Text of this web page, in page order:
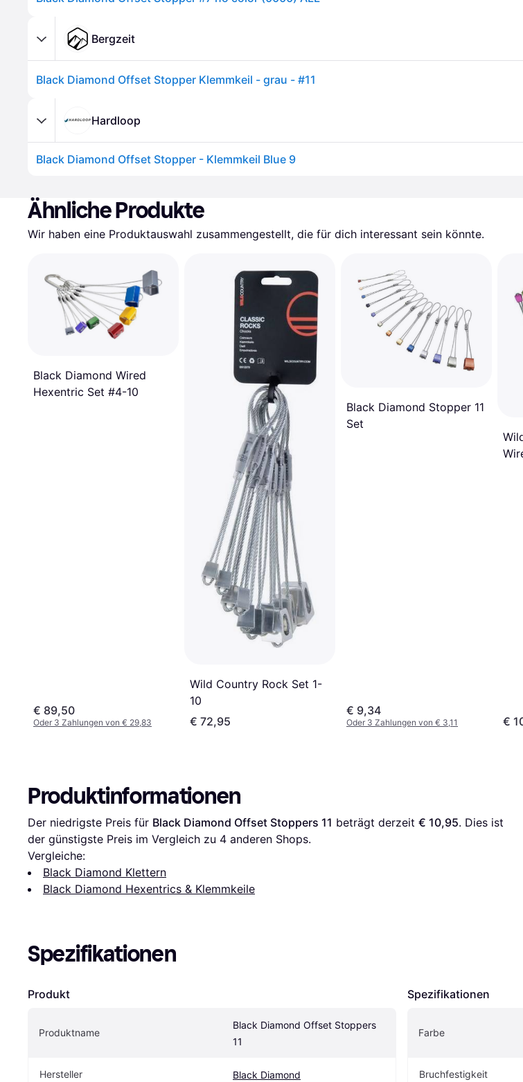
Bergzeit
Black Diamond Offset Stopper Klemmkeil - grau - #11
Hardloop
Black Diamond Offset Stopper - Klemmkeil Blue 9
Ähnliche Produkte
Wir haben eine Produktauswahl zusammengestellt, die für dich interessant sein könnte.
Black Diamond Wired
Hexentric Set #4-10
€ 89,50
Oder 3 Zahlungen von € 29,83
Wild Country Rock Set 1-
10
€ 72,95
Black Diamond Stopper 11
Set
€ 9,34
Oder 3 Zahlungen von € 3,11 €
Produktinformationen
Der niedrigste Preis für Black Diamond Offset Stoppers 11 beträgt derzeit € 10,95. Dies ist
der günstigste Preis im Vergleich zu 4 anderen Shops.
Vergleiche:
Black Diamond Klettern
Black Diamond Hexentrics & Klemmkeile
Spezifikationen
Produkt
Produktname
Black Diamond Offset Stoppers
11
Hersteller Black Diamond
Spezifikationen
Farbe
Bruchfestigkeit